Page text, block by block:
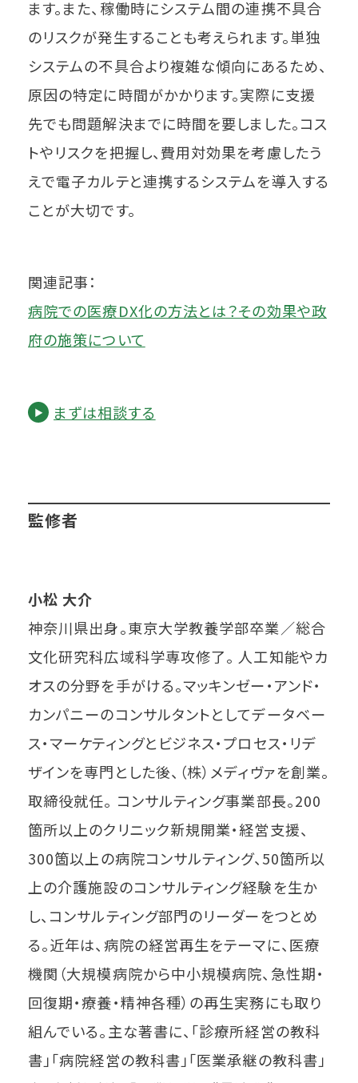
ます。また、稼働時にシステム間の連携不具合
のリスクが発生することも考えられます。単独
システムの不具合より複雑な傾向にあるため、
原因の特定に時間がかかります。実際に支援
先でも問題解決までに時間を要しました。コス
トやリスクを把握し、費用対効果を考慮したう
えで電子カルテと連携するシステムを導入する
ことが大切です。
関連記事：
病院での医療DX化の方法とは？その効果や政
府の施策について
まずは相談する
監修者
小松 大介
神奈川県出身。東京大学教養学部卒業／総合
文化研究科広域科学専攻修了。 人工知能やカ
オスの分野を手がける。マッキンゼー・アンド・
カンパニーのコンサルタントとしてデータベー
ス・マーケティングとビジネス・プロセス・リデ
ザインを専門とした後、（株）メディヴァを創業。
取締役就任。 コンサルティング事業部長。200
箇所以上のクリニック新規開業・経営支援、
300箇以上の病院コンサルティング、50箇所以
上の介護施設のコンサルティング経験を生か
し、コンサルティング部門のリーダーをつとめ
る。近年は、病院の経営再生をテーマに、医療
機関（大規模病院から中小規模病院、急性期・
回復期・療養・精神各種）の再生実務にも取り
組んでいる。主な著書に、「診療所経営の教科
書」「病院経営の教科書」「医業承継の教科書」